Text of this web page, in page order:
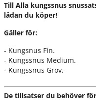
Till Alla kungssnus
lådan du köper!
Gäller för:
- Kungsnus Fin.
- Kungssnus Medium.
- Kungssnus Grov.
De tillsatser du behöver